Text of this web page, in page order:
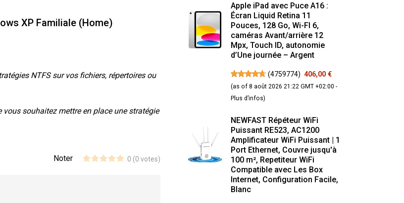
XP Familiale (Home)
NTFS sur vos fichiers, répertoires ou
vous souhaitez mettre en place une stratégie
Noter
0 (0 votes)
Apple iPad avec Puce A16 :
Écran Liquid Retina 11
Pouces, 128 Go, Wi-FI 6,
caméras Avant/arrière 12
Mpx, Touch ID, autonomie
d’Une journée – Argent
(4759774) 406,00 €
(as of 8 août 2026 21:22 GMT +02:00 -
Plus d’infos)
NEWFAST Répéteur WiFi
Puissant RE523, AC1200
Amplificateur WiFi Puissant | 1
Port Ethernet, Couvre jusqu'à
100 m², Repetiteur WiFi
Compatible avec Les Box
Internet, Configuration Facile,
Blanc